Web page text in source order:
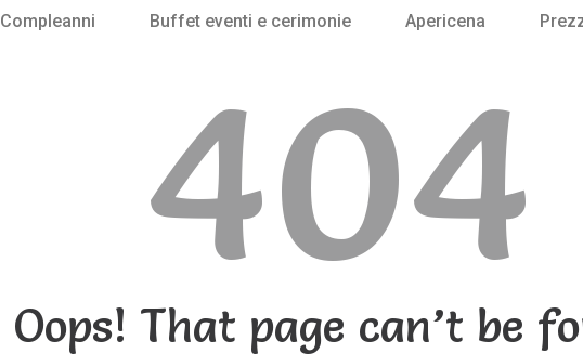
Compleanni Buffet eventi e cerimonie Apericena
404
Oops! That page can’t be